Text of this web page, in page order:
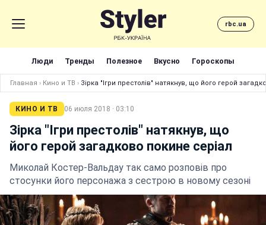
rbc.ua
Люди Тренды Полезное Вкусно Гороскопы
Главная › Кино и ТВ › Зірка "Ігри престолів" натякнув, що його герой
КИНО И ТВ 06 июля 2018 · 03:10
Зірка "Ігри престолів" натякнув, що
його герой загадково покине серіал
Миколай Костер-Вальдау так само розповів про
стосунки його персонажа з сестрою в новому сезоні